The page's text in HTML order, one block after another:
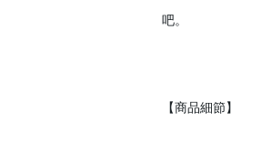
吧。
【商品細節】